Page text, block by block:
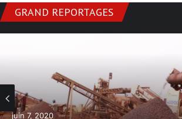
GRAND REPORTAGES